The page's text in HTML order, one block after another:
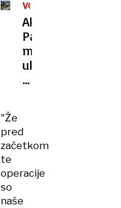
VOJNA
Akcija
Pajkova
mreža:
ukrajinski
droni
sredi
Rusije
"Že
pred
začetkom
te
operacije
so
naše